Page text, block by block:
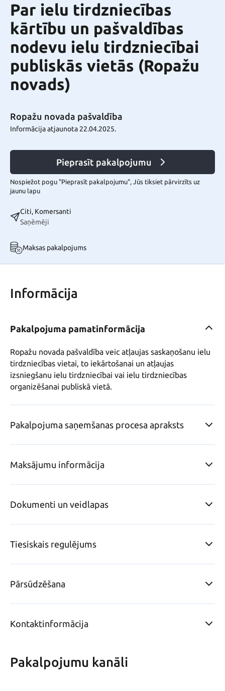
Par ielu tirdzniecības
kārtību un pašvaldības
nodevu ielu tirdzniecībai
publiskās vietās (Ropažu
novads)
Ropažu novada pašvaldība
Informācija atjaunota 22.04.2025.
Pieprasīt pakalpojumu
Nospiežot pogu "Pieprasīt pakalpojumu", Jūs tiksiet pārvirzīts uz
jaunu lapu
Citi, Komersanti
Saņēmēji
Maksas pakalpojums
Informācija
Pakalpojuma pamatinformācija
Ropažu novada pašvaldība veic atļaujas saskaņošanu ielu
tirdzniecības vietai, to iekārtošanai un atļaujas
izsniegšanu ielu tirdzniecībai vai ielu tirdzniecības
organizēšanai publiskā vietā.
Pakalpojuma saņemšanas procesa apraksts
Maksājumu informācija
Dokumenti un veidlapas
Tiesiskais regulējums
Pārsūdzēšana
Kontaktinformācija
Pakalpojumu kanāli